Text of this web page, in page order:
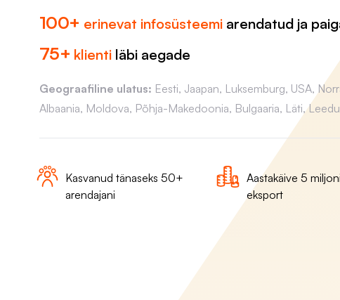
100+ erinevat infosüsteemiarendatud ja
75+ klienti läbi aegade
Geograafiline ulatus: Eesti, Jaapan, Luksemburg, USA,
Albaania, Moldova, Põhja-Makedoonia, Bulgaaria, Läti,
Kasvanud tänaseks 50+
arendajani
Aastakäive 5
eksport